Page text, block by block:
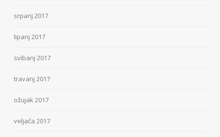
srpanj 2017
lipanj 2017
svibanj 2017
travanj 2017
ožujak 2017
veljača 2017